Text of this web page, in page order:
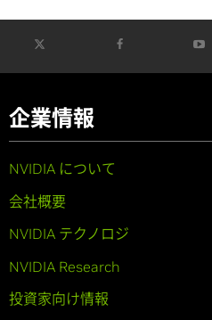
企業情報
NVIDIA について
会社概要
NVIDIA テクノロジ
NVIDIA Research
投資家向け情報